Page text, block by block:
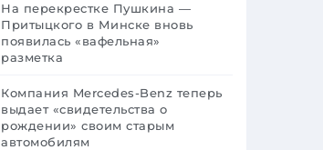
На перекрестке Пушкина —
Притыцкого в Минске вновь
появилась «вафельная»
разметка
Компания Mercedes-Benz теперь
выдает «свидетельства о
рождении» своим старым
автомобилям